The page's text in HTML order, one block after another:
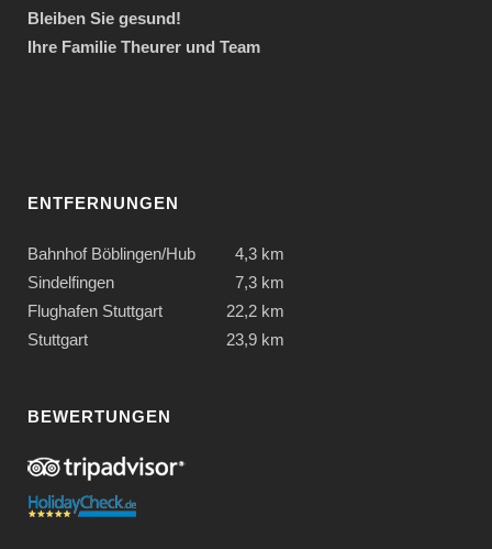
Bleiben Sie gesund!
Ihre Familie Theurer und Team
ENTFERNUNGEN
Bahnhof Böblingen/Hub
4,3 km
Sindelfingen
7,3 km
Flughafen Stuttgart
22,2 km
Stuttgart
23,9 km
BEWERTUNGEN